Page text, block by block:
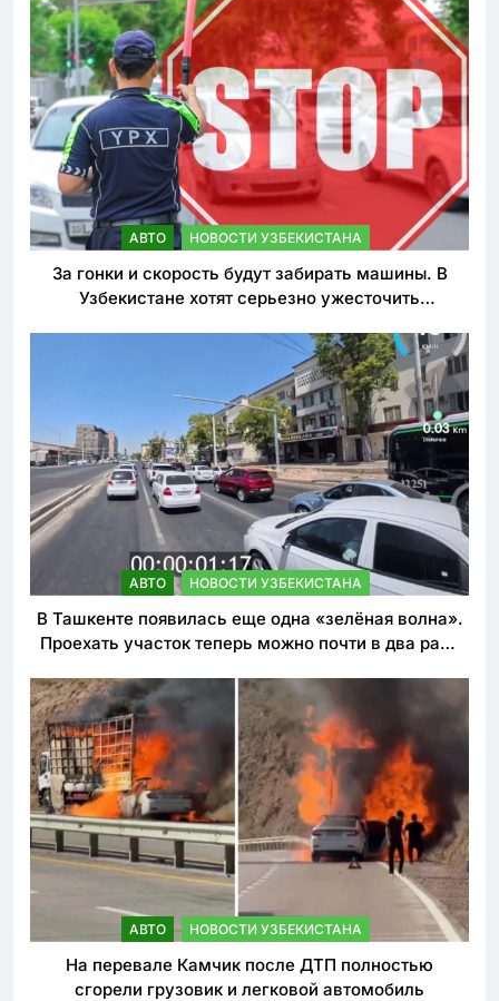
АВТО НОВОСТИ УЗБЕКИСТАНА
За гонки и скорость будут забирать машины. В
Узбекистане хотят серьезно ужесточить
АВТО НОВОСТИ УЗБЕКИСТАНА
В Ташкенте появилась еще одна «зелёная волна».
Проехать участок теперь можно почти в два раза
АВТО НОВОСТИ УЗБЕКИСТАНА
На перевале Камчик после ДТП полностью
сгорели грузовик и легковой автомобиль